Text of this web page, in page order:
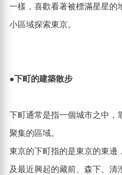
一樣，喜歡看著被標滿星星的
小區域探索東京。
●下町的建築散步
下町通常是指一個城市之中，
聚集的區域。
東京的下町指的是東京的東邊
及最近興起的藏前、森下、清